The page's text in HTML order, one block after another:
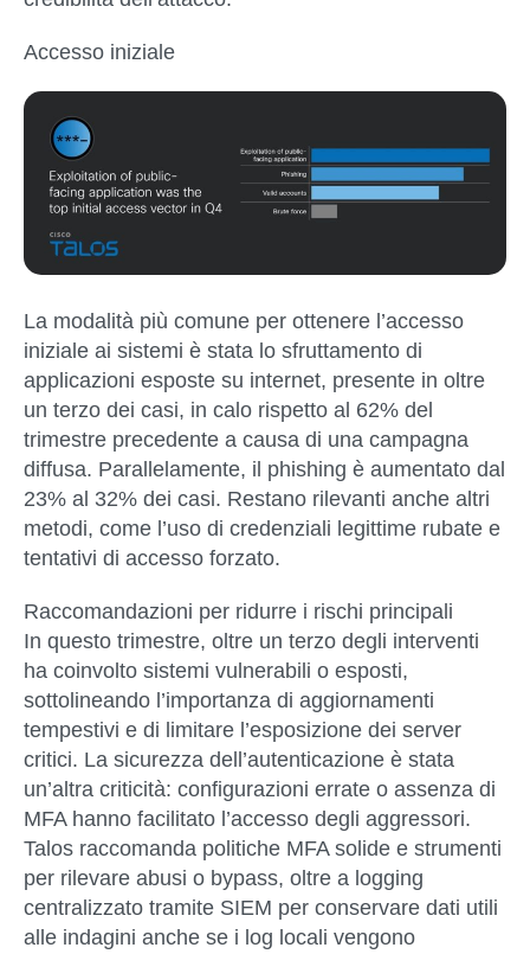
Accesso iniziale
La modalità più comune per ottenere l’accesso
iniziale ai sistemi è stata lo sfruttamento di
applicazioni esposte su internet, presente in oltre
un terzo dei casi, in calo rispetto al 62% del
trimestre precedente a causa di una campagna
diffusa. Parallelamente, il phishing è aumentato dal
23% al 32% dei casi. Restano rilevanti anche altri
metodi, come l’uso di credenziali legittime rubate e
tentativi di accesso forzato.
Raccomandazioni per ridurre i rischi principali
In questo trimestre, oltre un terzo degli interventi
ha coinvolto sistemi vulnerabili o esposti,
sottolineando l’importanza di aggiornamenti
tempestivi e di limitare l’esposizione dei server
critici. La sicurezza dell’autenticazione è stata
un’altra criticità: configurazioni errate o assenza di
MFA hanno facilitato l’accesso degli aggressori.
Talos raccomanda politiche MFA solide e strumenti
per rilevare abusi o bypass, oltre a logging
centralizzato tramite SIEM per conservare dati utili
alle indagini anche se i log locali vengono